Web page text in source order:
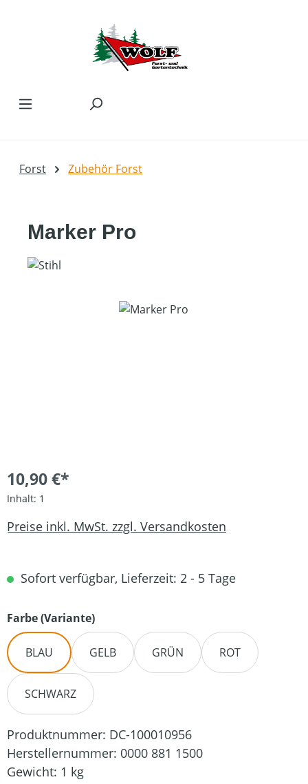
Forst Zubehör Forst
Marker Pro
Bildergalerie überspringen
10,90 €*
Inhalt: 1
Preise inkl. MwSt. zzgl. Versandkosten
Sofort verfügbar, Lieferzeit: 2 - 5 Tage
Farbe (Variante)auswählen
BLAU GELB GRÜN ROT
SCHWARZ
Produktnummer: DC-100010956
Herstellernummer: 0000 881 1500
Gewicht: 1 kg